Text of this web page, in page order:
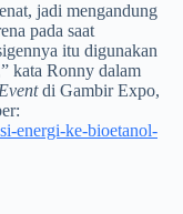
jadi mengandung
pada saat
itu digunakan
kata Ronny dalam
di Gambir Expo,
energi-ke-bioetanol-